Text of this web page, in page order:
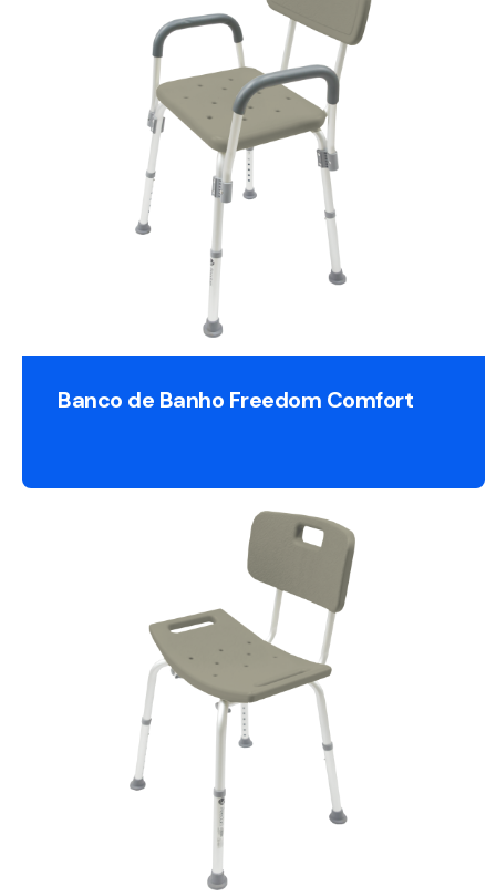
Banco de Banho Freedom Comfort